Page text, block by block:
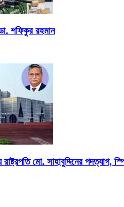
শফিকুর রহমান
মো. সাহাবুদ্দিনের পদত্যাগ,